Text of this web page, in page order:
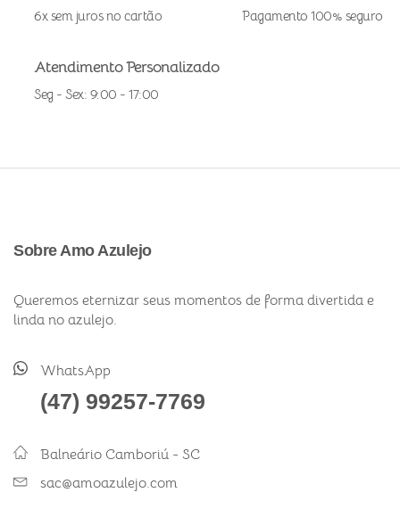
6x sem juros no cartão Pagamento 100% seguro
Atendimento Personalizado
Seg - Sex: 9:00 - 17:00
Sobre Amo Azulejo
Queremos eternizar seus momentos de forma divertida e
linda no azulejo.
WhatsApp
(47) 99257-7769
Balneário Camboriú - SC
sac@amoazulejo.com